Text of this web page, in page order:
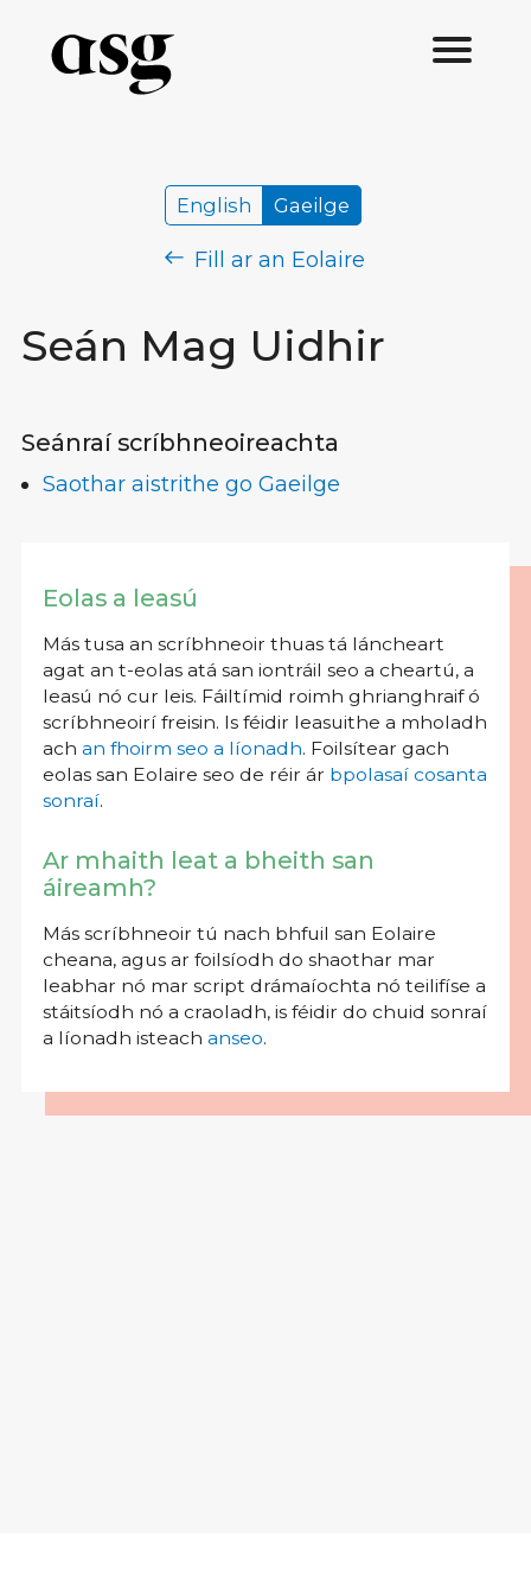
Seán Mag Uidhir
English Gaeilge
Fill ar an Eolaire
Seánraí scríbhneoireachta
Saothar aistrithe go Gaeilge
Eolas a leasú
Más tusa an scríbhneoir thuas tá láncheart
agat an t-eolas atá san iontráil seo a cheartú, a
leasú nó cur leis. Fáiltímid roimh ghrianghraif ó
scríbhneoirí freisin. Is féidir leasuithe a mholadh
ach an fhoirm seo a líonadh. Foilsítear gach
eolas san Eolaire seo de réir ár bpolasaí cosanta
sonraí.
Ar mhaith leat a bheith san
áireamh?
Más scríbhneoir tú nach bhfuil san Eolaire
cheana, agus ar foilsíodh do shaothar mar
leabhar nó mar script drámaíochta nó teilifíse a
stáitsíodh nó a craoladh, is féidir do chuid sonraí
a líonadh isteach anseo.